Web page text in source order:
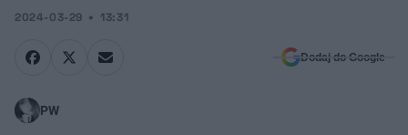
2024-03-29 13:31
Dodaj do Google
PW